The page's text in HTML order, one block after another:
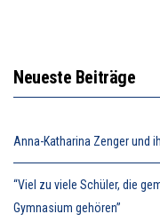
Neueste Beiträge
Anna-Katharina Zenger und
“Viel zu viele Schüler, die
Gymnasium gehören”